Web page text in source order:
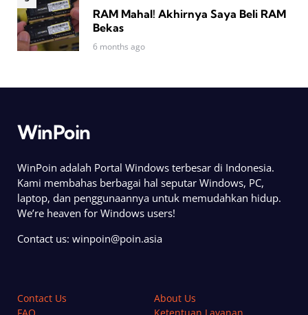
RAM Mahal! Akhirnya Saya Beli RAM
Bekas
6 months ago
WinPoin
WinPoin adalah Portal Windows terbesar di Indonesia.
Kami membahas berbagai hal seputar Windows, PC,
laptop, dan penggunaannya untuk memudahkan hidup.
We’re heaven for Windows users!
Contact us: winpoin@poin.asia
Contact Us
About Us